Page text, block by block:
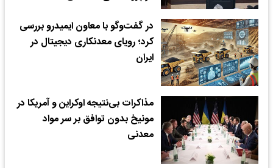
در گفت‌وگو با معاون ایمیدرو بررسی
کرد؛ رویای معدنکاری دیجیتال در
ایران
مذاکرات بی‌نتیجه اوکراین و آمریکا در
مونیخ بدون توافق بر سر مواد
معدنی